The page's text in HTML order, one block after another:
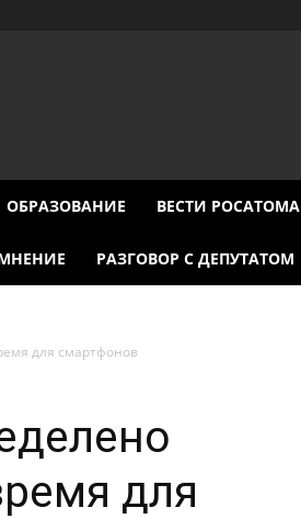
ОБРАЗОВАНИЕ ВЕСТИ РОСАТОМА
РАЗГОВОР С ДЕПУТАТОМ
для смартфонов
для